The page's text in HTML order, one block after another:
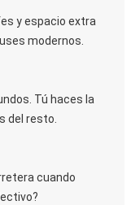
y espacio extra
modernos.
Tú haces la
del resto.
cuando